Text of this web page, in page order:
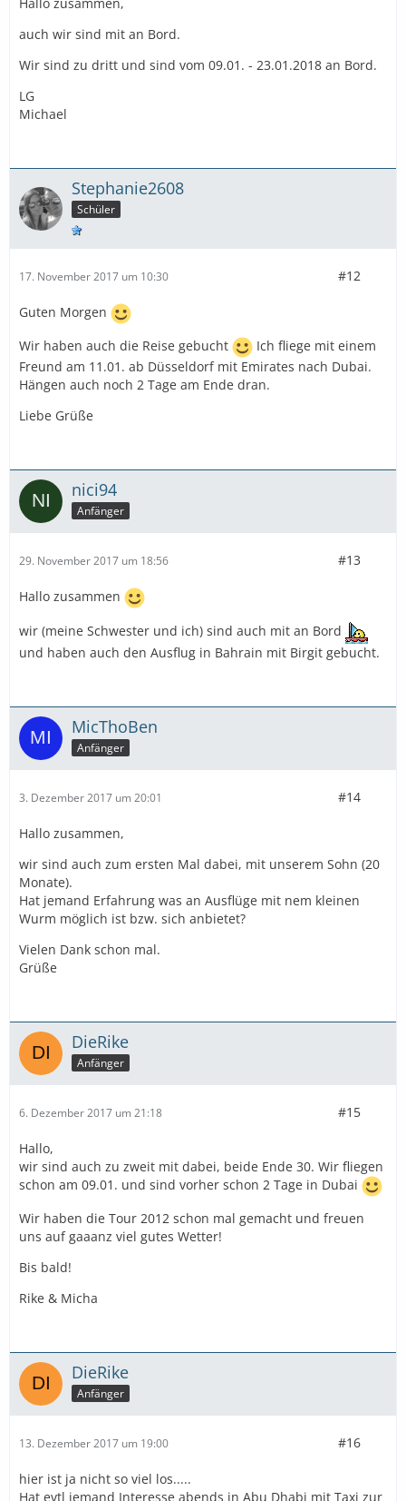
auch wir sind mit an Bord.
Wir sind zu dritt und sind vom 09.01. - 23.01.2018 an Bord.
LG
Michael
Stephanie2608
Schüler
17. November 2017 um 10:30 #12
Guten Morgen
Wir haben auch die Reise gebucht
Ich fliege mit einem
Freund am 11.01. ab Düsseldorf mit Emirates nach Dubai.
Hängen auch noch 2 Tage am Ende dran.
Liebe Grüße
nici94
Anfänger
29. November 2017 um 18:56 #13
Hallo zusammen
wir (meine Schwester und ich) sind auch mit an Bord
und haben auch den Ausflug in Bahrain mit Birgit gebucht.
MicThoBen
Anfänger
3. Dezember 2017 um 20:01 #14
Hallo zusammen,
wir sind auch zum ersten Mal dabei, mit unserem Sohn (20
Monate).
Hat jemand Erfahrung was an Ausflüge mit nem kleinen
Wurm möglich ist bzw. sich anbietet?
Vielen Dank schon mal.
Grüße
DieRike
Anfänger
6. Dezember 2017 um 21:18 #15
Hallo,
wir sind auch zu zweit mit dabei, beide Ende 30. Wir fliegen
schon am 09.01. und sind vorher schon 2 Tage in Dubai
Wir haben die Tour 2012 schon mal gemacht und freuen
uns auf gaaanz viel gutes Wetter!
Bis bald!
Rike & Micha
DieRike
Anfänger
13. Dezember 2017 um 19:00 #16
hier ist ja nicht so viel los.....
Hat evtl jemand Interesse abends in Abu Dhabi mit Taxi zur